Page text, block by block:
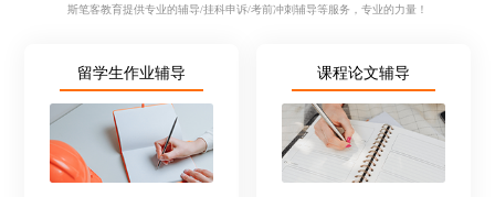
斯笔客教育提供专业的辅导/挂科申诉/考前冲刺辅导等服务，专业的力量！
留学生作业辅导 课程论文辅导